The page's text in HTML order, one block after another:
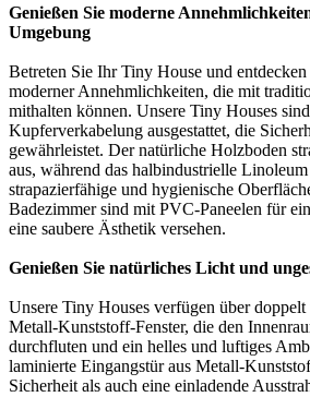
Genießen Sie moderne
Umgebung
Betreten Sie Ihr Tiny House und
moderner Annehmlichkeiten, die mit
mithalten können. Unsere Tiny Houses
Kupferverkabelung ausgestattet, die
gewährleistet. Der natürliche Holzboden
aus, während das halbindustrielle
strapazierfähige und hygienische
Badezimmer sind mit PVC-Paneelen für
eine saubere Ästhetik versehen.
Genießen Sie natürliches Licht und
Unsere Tiny Houses verfügen über
Metall-Kunststoff-Fenster, die den
durchfluten und ein helles und luftiges
laminierte Eingangstür aus Metall-
Sicherheit als auch eine einladende